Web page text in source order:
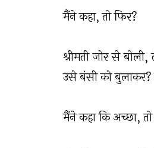
मैंने कहा, तो फिर?
श्रीमती जोर से
उसे बंसी को
मैंने कहा कि अच्छा,